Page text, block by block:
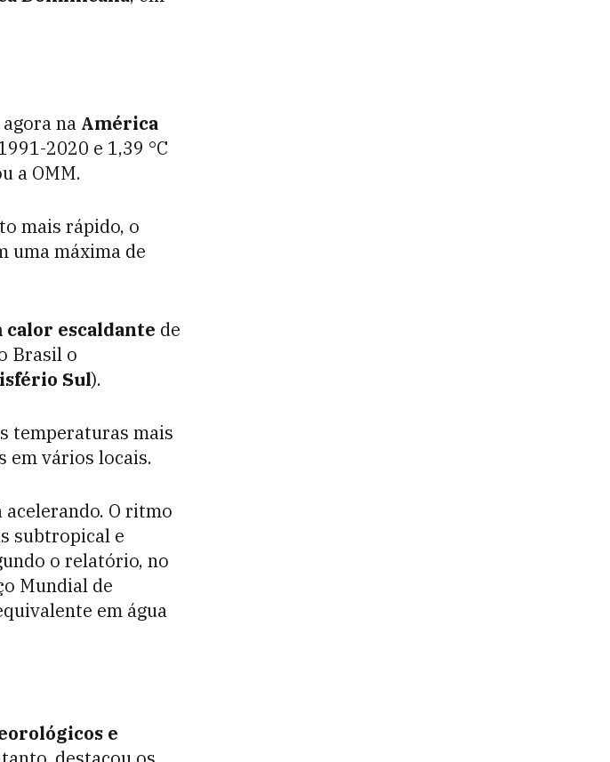
na América
2020 e 1,39 °C
a OMM.
mais rápido, o
uma máxima de
escaldante de
Brasil o
Sul).
temperaturas mais
em vários locais.
acelerando. O ritmo
subtropical e
o relatório, no
Mundial de
em água
e